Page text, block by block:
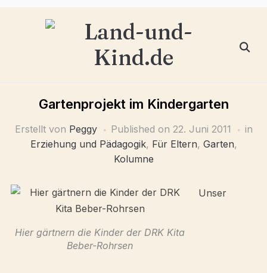
Gartenprojekt im Kindergarten
Erstellt von Peggy Published on 22. Juni 2011
in
Erziehung und Pädagogik, Für Eltern, Garten,
Kolumne
Hier gärtnern die Kinder der DRK Kita
Beber-Rohrsen
Unser